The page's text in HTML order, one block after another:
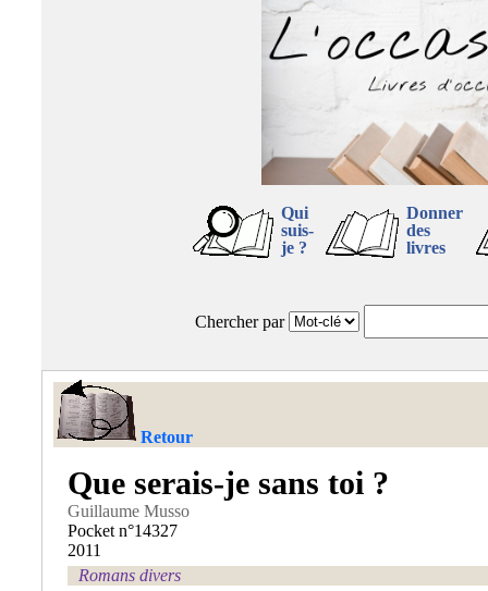
Qui
suis-
je ?
Donner
des
livres
Chercher par
Retour
Que serais-je sans toi ?
Guillaume Musso
Pocket n°14327
2011
Romans divers